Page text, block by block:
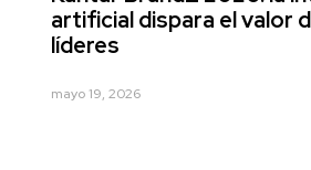
artificial dispara el valor
líderes
mayo 19, 2026